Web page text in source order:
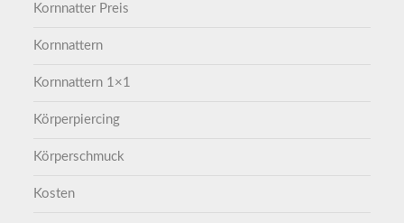
Kornnatter Preis
Kornnattern
Kornnattern 1×1
Körperpiercing
Körperschmuck
Kosten